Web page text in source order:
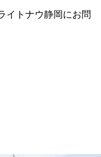
イトナウ静岡にお問